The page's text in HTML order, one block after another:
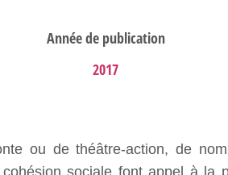
Année de publication
2017
ou de théâtre-action, de
sociale font appel à la